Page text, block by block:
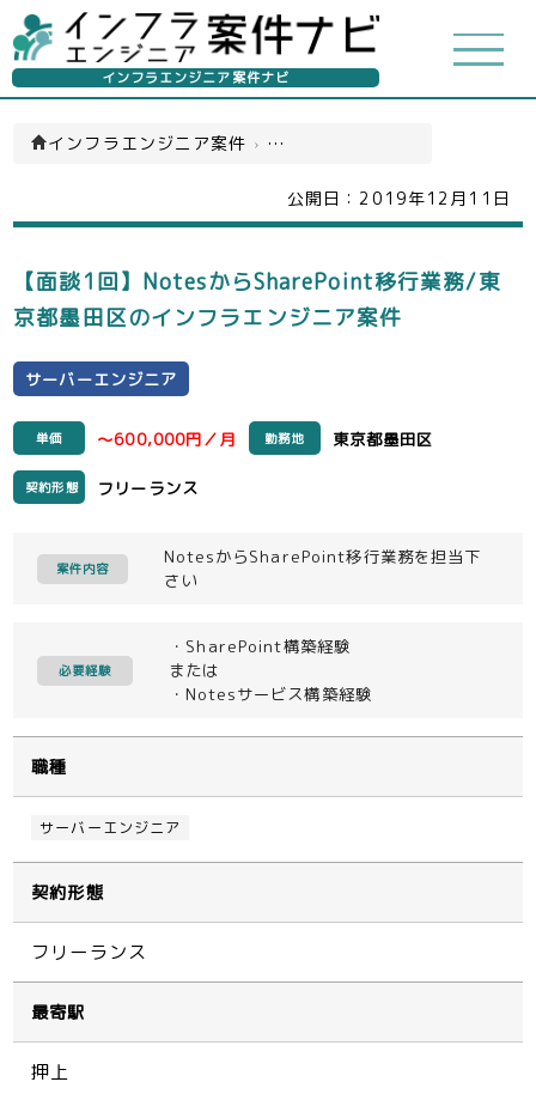
インフラエンジニア案件ナビ
インフラエンジニア案件 › サーバーエンジニア(一覧)
公開日： 2019年12月11日
【面談1回】NotesからSharePoint移行業務/東
京都墨田区のインフラエンジニア案件
サーバーエンジニア
単価 ～600,000円／月 勤務地 東京都墨田区
契約形態 フリーランス
案件内容
NotesからSharePoint移行業務を担当下
さい
必要経験
・SharePoint構築経験
または
・Notesサービス構築経験
職種
サーバーエンジニア
契約形態
フリーランス
最寄駅
押上